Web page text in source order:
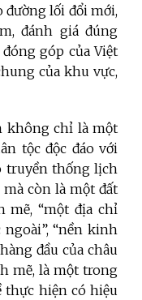
đường lối đổi mới,
đánh giá đúng
góp của Việt
của khu vực,
không chỉ là một
tộc độc đáo với
truyền thống lịch
còn là một đất
mẽ, “một địa chỉ
“nền kinh
đầu của châu
mẽ, là một trong
thực hiện có hiệu